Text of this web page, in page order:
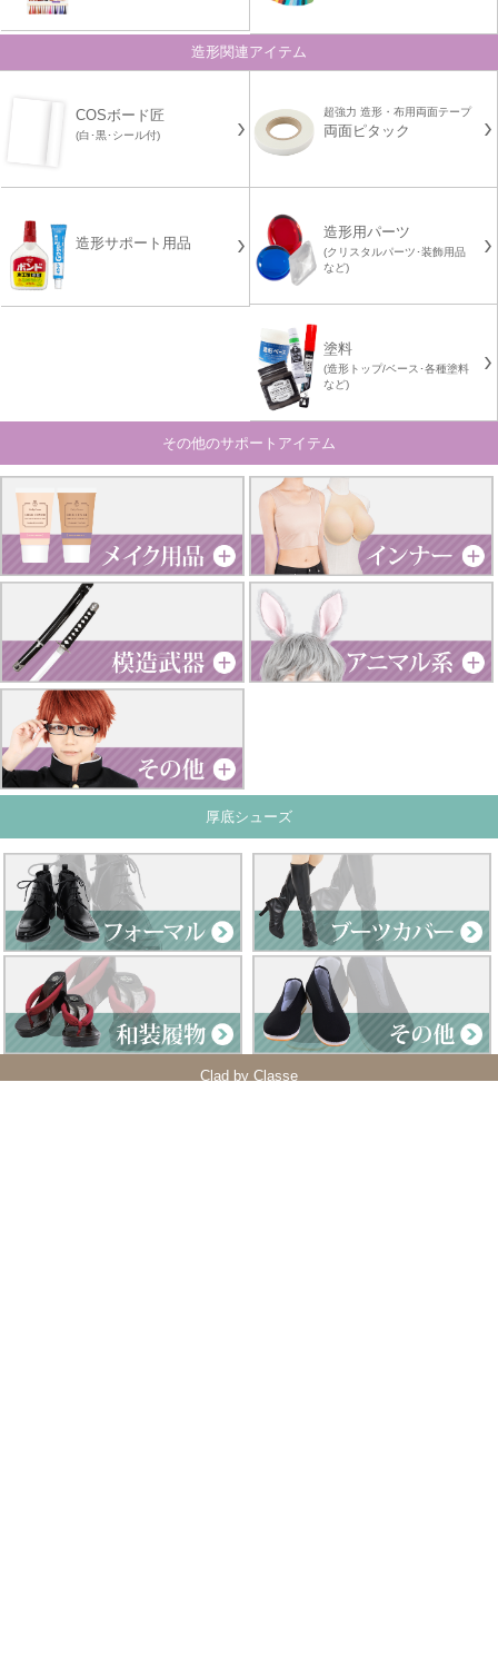
造形関連アイテム
COSボード匠
(白･黒･シール付)
超強力 造形・布用両面テープ
両面ピタック
造形サポート用品
造形用パーツ
(クリスタルパーツ･装飾用品
など)
塗料
(造形トップ/ベース･各種塗料
など)
その他のサポートアイテム
厚底シューズ
Clad by Classe